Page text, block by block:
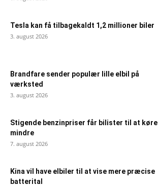
Tesla kan få tilbagekaldt 1,2 millioner biler
3. august 2026
Brandfare sender populær lille elbil på
værksted
3. august 2026
Stigende benzinpriser får bilister til at køre
mindre
7. august 2026
Kina vil have elbiler til at vise mere præcise
batterital